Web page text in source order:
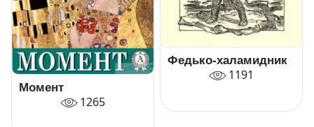
Момент
1265
Федько-халамидник
1191